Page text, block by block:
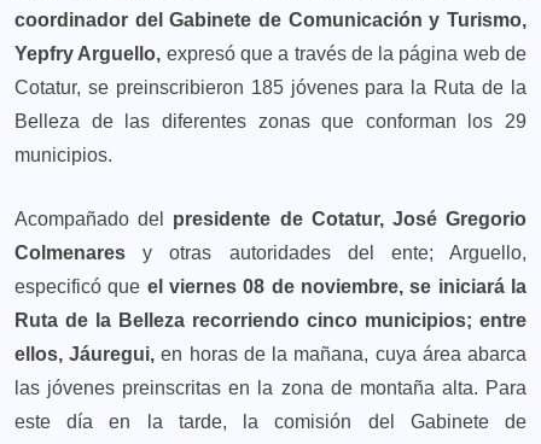
coordinador del Gabinete de Comunicación y Turismo,
Yepfry Arguello, expresó que a través de la página web de
Cotatur, se preinscribieron 185 jóvenes para la Ruta de la
Belleza de las diferentes zonas que conforman los 29
municipios.
Acompañado del presidente de Cotatur, José Gregorio
Colmenares y otras autoridades del ente; Arguello,
especificó que el viernes 08 de noviembre, se iniciará la
Ruta de la Belleza recorriendo cinco municipios; entre
ellos, Jáuregui, en horas de la mañana, cuya área abarca
las jóvenes preinscritas en la zona de montaña alta. Para
este día en la tarde, la comisión del Gabinete de